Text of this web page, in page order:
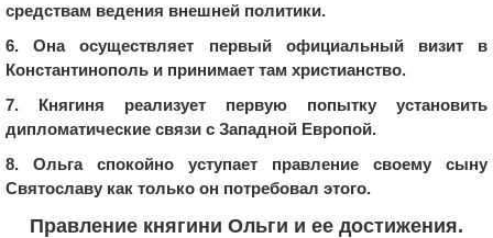
средствам ведения внешней политики.
6. Она осуществляет первый официальный визит в
Константинополь и принимает там христианство.
7. Княгиня реализует первую попытку установить
дипломатические связи с Западной Европой.
8. Ольга спокойно уступает правление своему сыну
Святославу как только он потребовал этого.
Правление княгини Ольги и ее достижения.